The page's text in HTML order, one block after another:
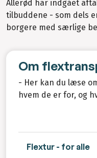
Allerød har indgået
tilbuddene - som dels
borgere med særlige
Om
- Her kan du læse
hvem de er for, og
Flextur - for alle